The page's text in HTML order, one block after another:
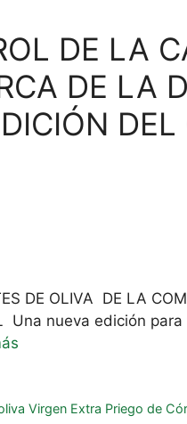
DE LA
DE LA
DEL
DE OLIVA DE LA
Una nueva edición
Virgen Extra Priego de